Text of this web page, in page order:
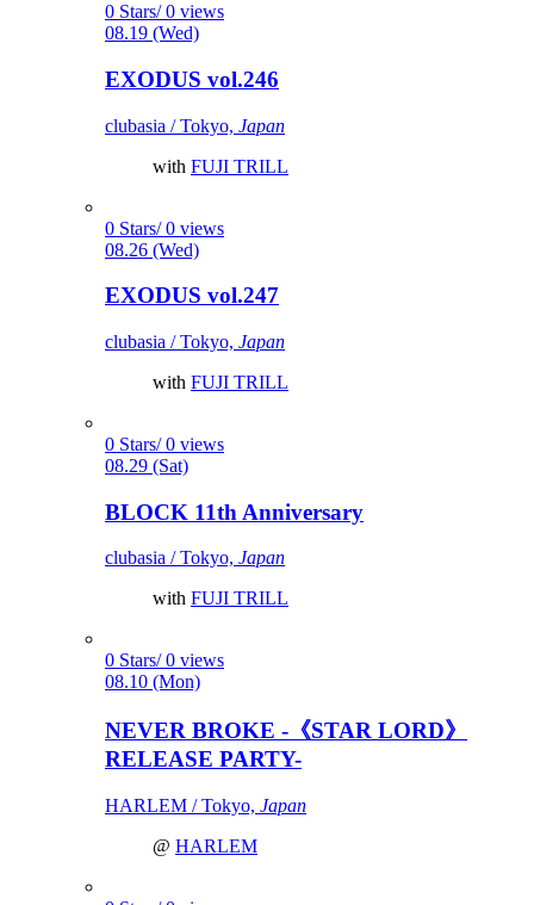
0 Stars/ 0 views
08.19 (Wed)
EXODUS vol.246
clubasia / Tokyo, Japan
with FUJI TRILL
0 Stars/ 0 views
08.26 (Wed)
EXODUS vol.247
clubasia / Tokyo, Japan
with FUJI TRILL
0 Stars/ 0 views
08.29 (Sat)
BLOCK 11th Anniversary
clubasia / Tokyo, Japan
with FUJI TRILL
0 Stars/ 0 views
08.10 (Mon)
NEVER BROKE -《STAR LORD》
RELEASE PARTY-
HARLEM / Tokyo, Japan
@ HARLEM